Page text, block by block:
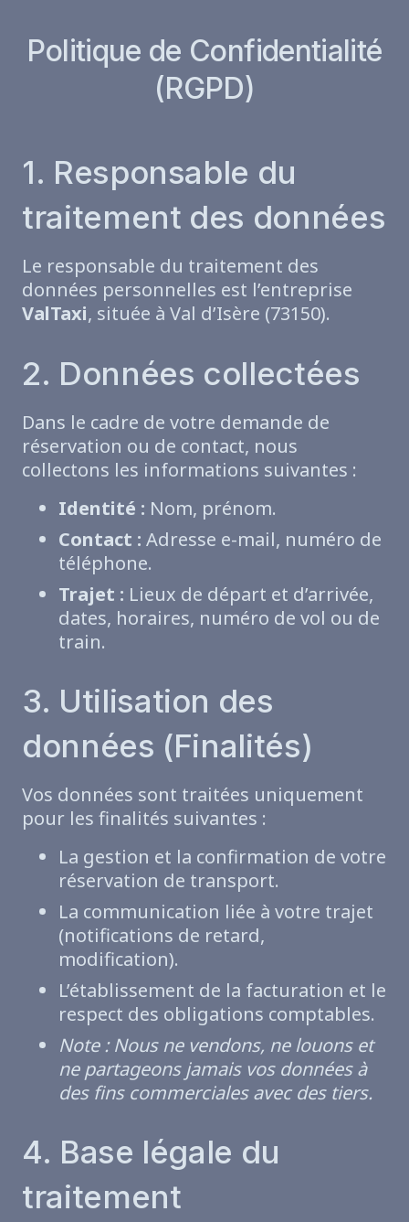
Politique de Confidentialité
(RGPD)
1. Responsable du
traitement des données
Le responsable du traitement des
données personnelles est l’entreprise
ValTaxi, située à Val d’Isère (73150).
2. Données collectées
Dans le cadre de votre demande de
réservation ou de contact, nous
collectons les informations suivantes :
Identité : Nom, prénom.
Contact : Adresse e-mail, numéro de
téléphone.
Trajet : Lieux de départ et d’arrivée,
dates, horaires, numéro de vol ou de
train.
3. Utilisation des
données (Finalités)
Vos données sont traitées uniquement
pour les finalités suivantes :
La gestion et la confirmation de votre
réservation de transport.
La communication liée à votre trajet
(notifications de retard,
modification).
L’établissement de la facturation et le
respect des obligations comptables.
Note : Nous ne vendons, ne louons et
ne partageons jamais vos données à
des fins commerciales avec des tiers.
4. Base légale du
traitement